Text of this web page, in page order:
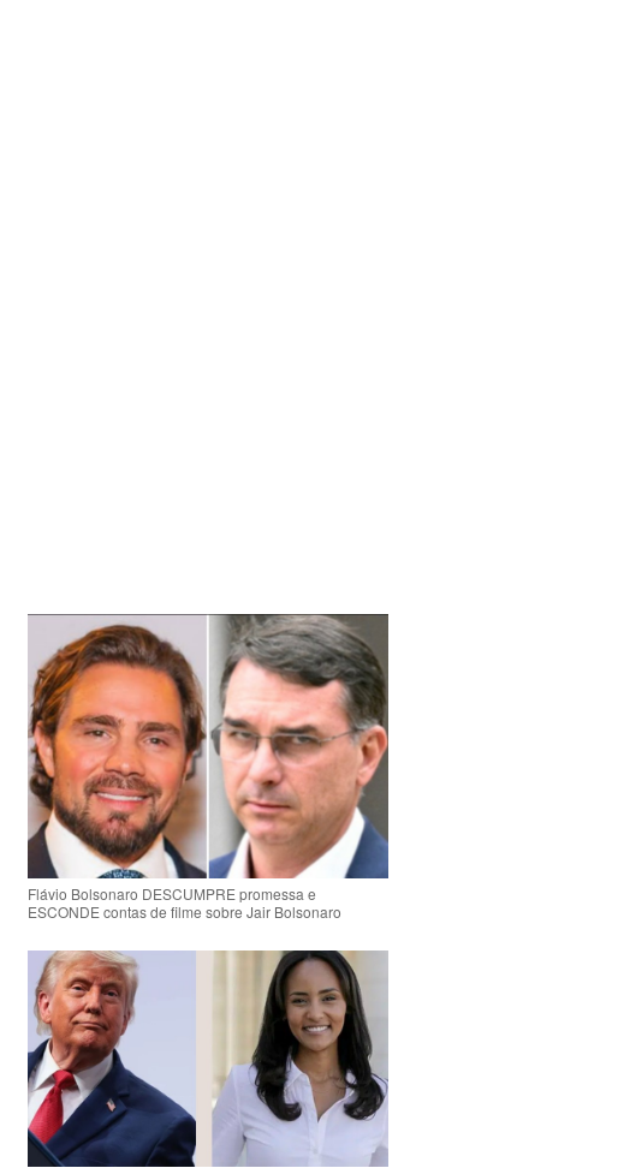
Flávio Bolsonaro DESCUMPRE promessa e
ESCONDE contas de filme sobre Jair Bolsonaro